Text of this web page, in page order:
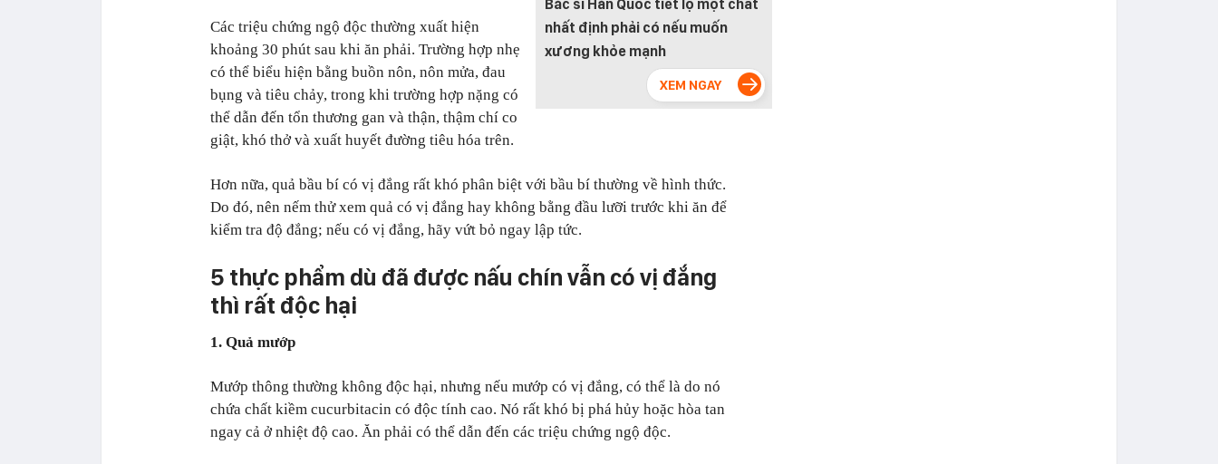
Bác sĩ Hàn Quốc tiết lộ một chất
nhất định phải có nếu muốn
xương khỏe mạnh
Các triệu chứng ngộ độc thường xuất hiện
khoảng 30 phút sau khi ăn phải. Trường hợp nhẹ
có thể biểu hiện bằng buồn nôn, nôn mửa, đau
bụng và tiêu chảy, trong khi trường hợp nặng có
thể dẫn đến tổn thương gan và thận, thậm chí co
giật, khó thở và xuất huyết đường tiêu hóa trên.
Hơn nữa, quả bầu bí có vị đắng rất khó phân biệt với bầu bí thường về hình thức.
Do đó, nên nếm thử xem quả có vị đắng hay không bằng đầu lưỡi trước khi ăn để
kiểm tra độ đắng; nếu có vị đắng, hãy vứt bỏ ngay lập tức.
5 thực phẩm dù đã được nấu chín vẫn có vị đắng
thì rất độc hại
1. Quả mướp
Mướp thông thường không độc hại, nhưng nếu mướp có vị đắng, có thể là do nó
chứa chất kiềm cucurbitacin có độc tính cao. Nó rất khó bị phá hủy hoặc hòa tan
ngay cả ở nhiệt độ cao. Ăn phải có thể dẫn đến các triệu chứng ngộ độc.